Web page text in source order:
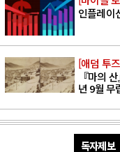
인플레이
[애덤 투
『마의
년 9월 무
독자제보